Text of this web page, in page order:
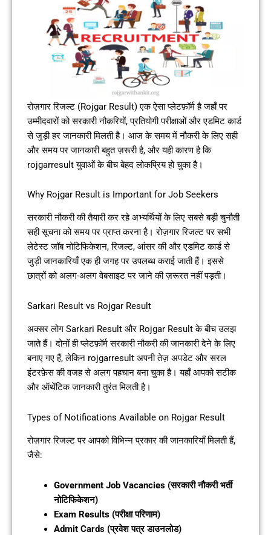
रोज़गार रिजल्ट (Rojgar Result) एक ऐसा प्लेटफ़ॉर्म है जहाँ पर
उम्मीदवारों को सरकारी नौकरियों, प्रतियोगी परीक्षाओं और एडमिट कार्ड
से जुड़ी हर जानकारी मिलती है। आज के समय में नौकरी के लिए सही
और समय पर जानकारी बहुत ज़रूरी है, और यही कारण है कि
rojgarresult युवाओं के बीच बेहद लोकप्रिय हो चुका है।
Why Rojgar Result is Important for Job Seekers
सरकारी नौकरी की तैयारी कर रहे अभ्यर्थियों के लिए सबसे बड़ी चुनौती
सही सूचना को समय पर प्राप्त करना है। रोज़गार रिजल्ट पर सभी
लेटेस्ट जॉब नोटिफिकेशन, रिजल्ट, आंसर की और एडमिट कार्ड से
जुड़ी जानकारियाँ एक ही जगह पर उपलब्ध कराई जाती हैं। इससे
छात्रों को अलग-अलग वेबसाइट पर जाने की ज़रूरत नहीं पड़ती।
Sarkari Result vs Rojgar Result
अक्सर लोग Sarkari Result और Rojgar Result के बीच उलझ
जाते हैं। दोनों ही प्लेटफ़ॉर्म सरकारी नौकरी की जानकारी देने के लिए
बनाए गए हैं, लेकिन rojgarresult अपनी तेज़ अपडेट और सरल
इंटरफ़ेस की वजह से अलग पहचान बना चुका है। यहाँ आपको सटीक
और ऑथेंटिक जानकारी तुरंत मिलती है।
Types of Notifications Available on Rojgar Result
रोज़गार रिजल्ट पर आपको विभिन्न प्रकार की जानकारियाँ मिलती हैं,
जैसे:
Government Job Vacancies (सरकारी नौकरी भर्ती
नोटिफिकेशन)
Exam Results (परीक्षा परिणाम)
Admit Cards (प्रवेश पत्र डाउनलोड)